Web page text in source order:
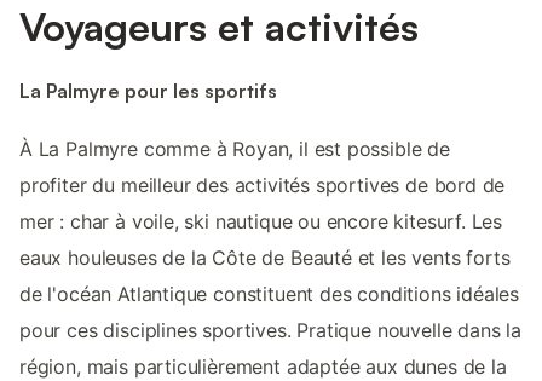
Voyageurs et activités
La Palmyre pour les sportifs
À La Palmyre comme à Royan, il est possible de
profiter du meilleur des activités sportives de bord de
mer : char à voile, ski nautique ou encore kitesurf. Les
eaux houleuses de la Côte de Beauté et les vents forts
de l'océan Atlantique constituent des conditions idéales
pour ces disciplines sportives. Pratique nouvelle dans la
région, mais particulièrement adaptée aux dunes de la